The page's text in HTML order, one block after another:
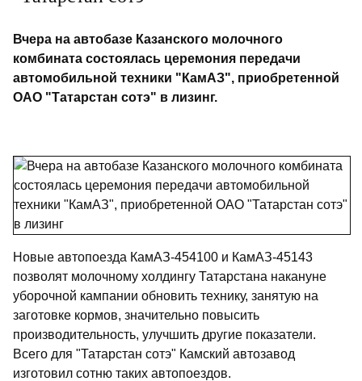
Вчера на автобазе Казанского молочного
комбината состоялась церемония передачи
автомобильной техники "КамАЗ", приобретенной
ОАО "Татарстан сотэ" в лизинг.
Новые автопоезда КамАЗ-454100 и КамАЗ-45143
позволят молочному холдингу Татарстана накануне
уборочной кампании обновить технику, занятую на
заготовке кормов, значительно повысить
производительность, улучшить другие показатели.
Всего для "Татарстан сотэ" Камский автозавод
изготовил сотню таких автопоездов.